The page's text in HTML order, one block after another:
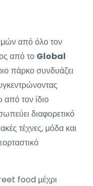
από όλο τον
από το Global
πάρκο συνδυάζει
τον ίδιο
διαφορετικό
τέχνες, μόδα και
food μέχρι